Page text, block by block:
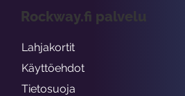
Rockway.fi palvelu
Lahjakortit
Käyttöehdot
Tietosuoja